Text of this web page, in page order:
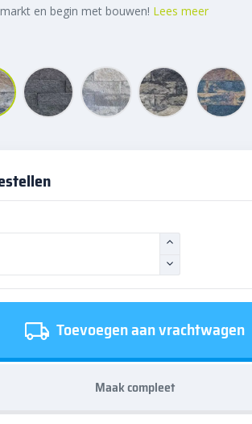
en begin met bouwen! Lees meer
Toevoegen aan vrachtwagen
Maak compleet